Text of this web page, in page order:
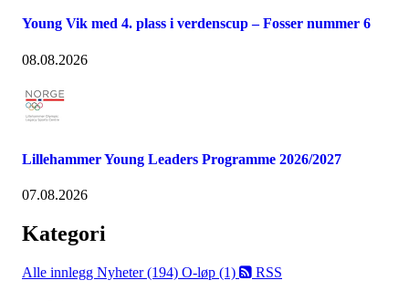
Young Vik med 4. plass i verdenscup – Fosser nummer 6
08.08.2026
Lillehammer Young Leaders Programme 2026/2027
07.08.2026
Kategori
Alle innlegg Nyheter (194) O-løp (1) RSS